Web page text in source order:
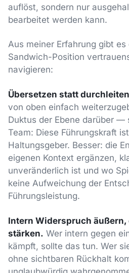
auflöst, sondern nur
bearbeitet werden kann.
Aus meiner Erfahrung gibt es
Sandwich-Position
navigieren:
Übersetzen statt
von oben einfach
Duktus der Ebene darüber —
Team: Diese Führungskraft
Haltungsgeber. Besser: die
eigenen Kontext ergänzen,
unveränderlich ist und wo
keine Aufweichung der
Führungsleistung.
Intern Widerspruch äußern,
stärken. Wer intern gegen
kämpft, sollte das tun. Wer
ohne sichtbaren Rückhalt